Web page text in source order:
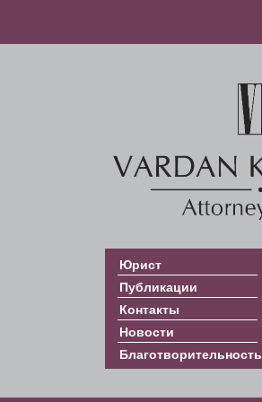
Юрист
Публикации
Контакты
Новости
Благотворительность